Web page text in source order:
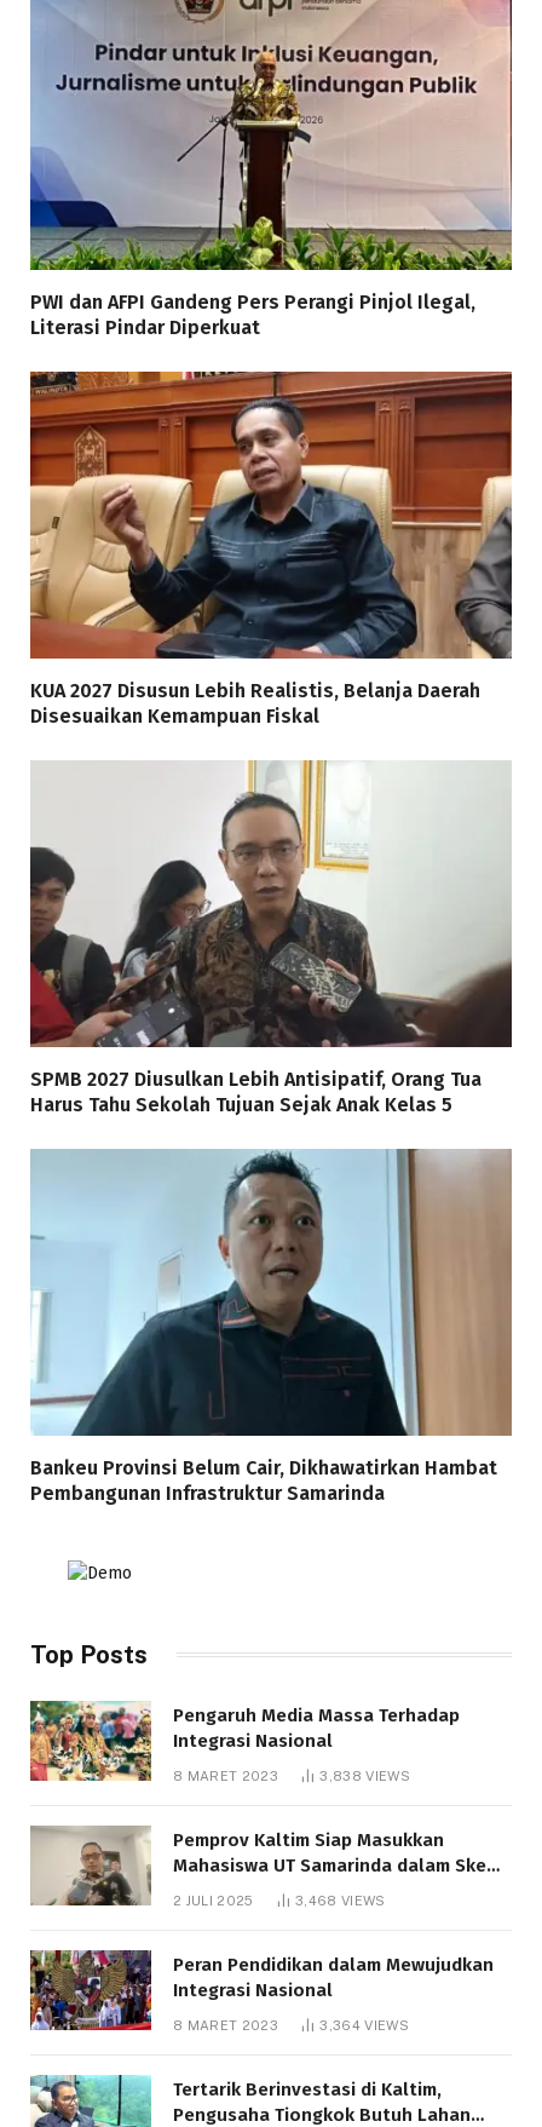
PWI dan AFPI Gandeng Pers Perangi Pinjol Ilegal,
Literasi Pindar Diperkuat
KUA 2027 Disusun Lebih Realistis, Belanja Daerah
Disesuaikan Kemampuan Fiskal
SPMB 2027 Diusulkan Lebih Antisipatif, Orang Tua
Harus Tahu Sekolah Tujuan Sejak Anak Kelas 5
Bankeu Provinsi Belum Cair, Dikhawatirkan Hambat
Pembangunan Infrastruktur Samarinda
Top Posts
Pengaruh Media Massa Terhadap
Integrasi Nasional
8 MARET 2023 3,838VIEWS
Pemprov Kaltim Siap Masukkan
Mahasiswa UT Samarinda dalam Skema
Bantuan Pendidikan Gratispol
2 JULI 2025 3,468 VIEWS
Peran Pendidikan dalam Mewujudkan
Integrasi Nasional
8 MARET 2023 3,364VIEWS
Tertarik Berinvestasi di Kaltim,
Pengusaha Tiongkok Butuh Lahan